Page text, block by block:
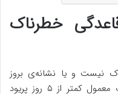
خطرناک
نیست و یا نشانه‌ی بروز
اختلال نیست. برخی از بانوان به‌صورت معمول کمتر از ۵ روز پریود